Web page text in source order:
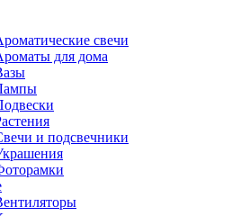
свечи
для дома
и подсвечники